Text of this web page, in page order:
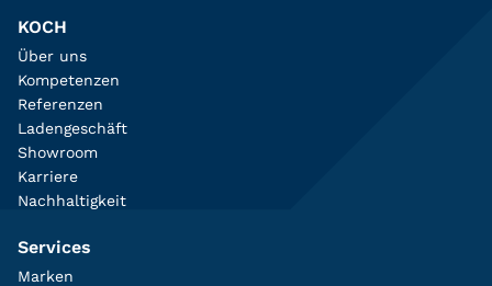
KOCH
Über uns
Kompetenzen
Referenzen
Ladengeschäft
Showroom
Karriere
Nachhaltigkeit
Services
Marken